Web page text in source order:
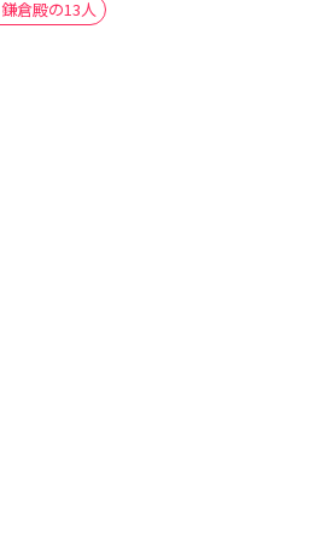
鎌倉殿の13人